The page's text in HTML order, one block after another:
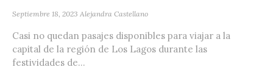
Septiembre 18, 2023 Alejandra Castellano
Casi no quedan pasajes disponibles para viajar a la
capital de la región de Los Lagos durante las
festividades de...